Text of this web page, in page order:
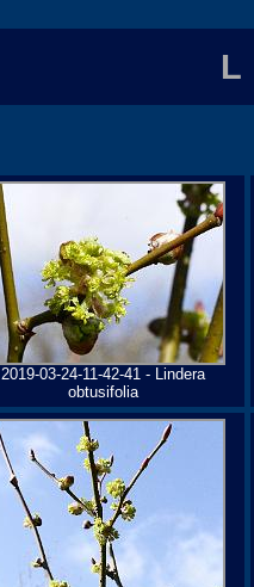
L
2019-03-24-11-42-41 - Lindera
obtusifolia